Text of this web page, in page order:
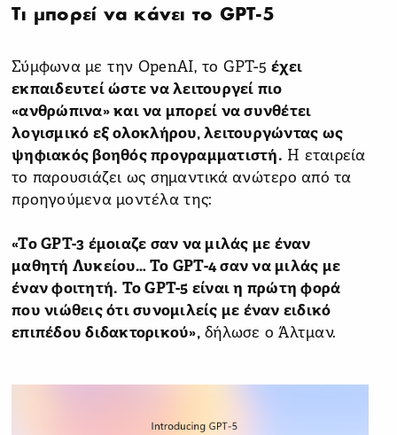
Τι μπορεί να κάνει το GPT-5
Σύμφωνα με την OpenAI, το GPT-5 έχει
εκπαιδευτεί ώστε να λειτουργεί πιο
«ανθρώπινα» και να μπορεί να συνθέτει
λογισμικό εξ ολοκλήρου, λειτουργώντας ως
ψηφιακός βοηθός προγραμματιστή. Η εταιρεία
το παρουσιάζει ως σημαντικά ανώτερο από τα
προηγούμενα μοντέλα της:
«Το GPT-3 έμοιαζε σαν να μιλάς με έναν
μαθητή Λυκείου… Το GPT-4 σαν να μιλάς με
έναν φοιτητή. Το GPT-5 είναι η πρώτη φορά
που νιώθεις ότι συνομιλείς με έναν ειδικό
επιπέδου διδακτορικού»,δήλωσε ο Άλτμαν.